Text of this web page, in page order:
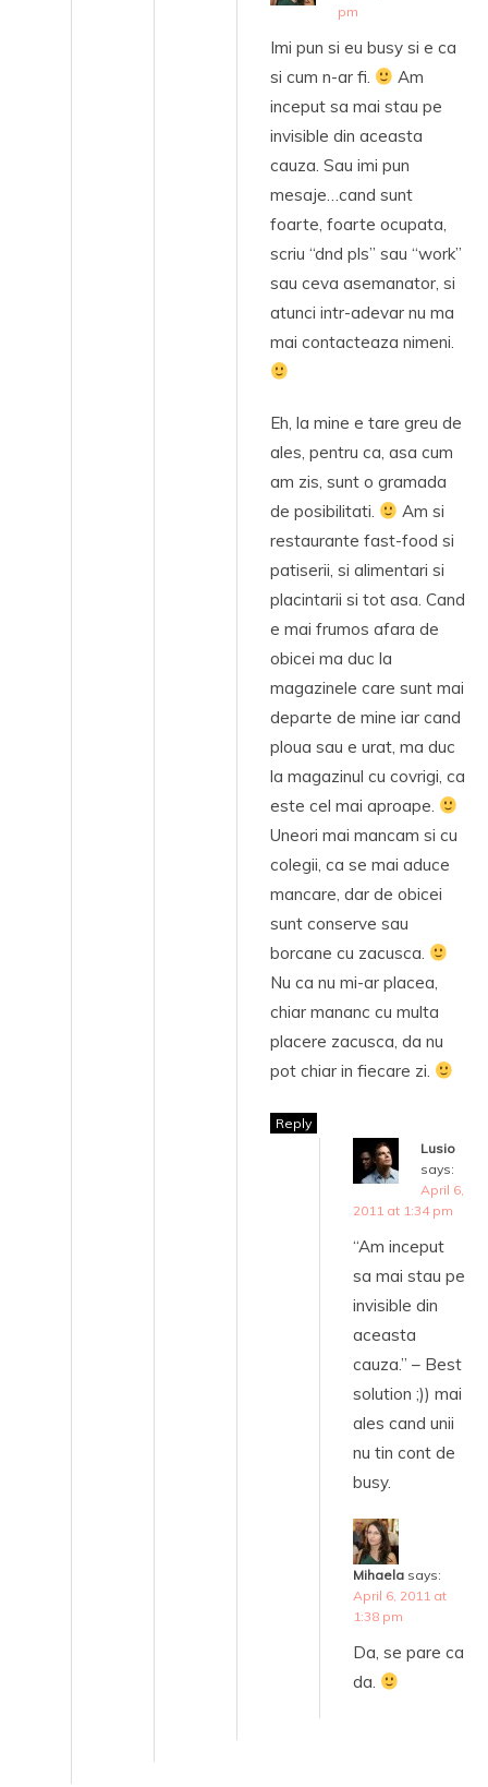
pm
Imi pun si eu busy si e ca
si cum n-ar fi.
Am
inceput sa mai stau pe
invisible din aceasta
cauza. Sau imi pun
mesaje…cand sunt
foarte, foarte ocupata,
scriu “dnd pls” sau “work”
sau ceva asemanator, si
atunci intr-adevar nu ma
mai contacteaza nimeni.
Eh, la mine e tare greu de
ales, pentru ca, asa cum
am zis, sunt o gramada
de posibilitati.
Am si
restaurante fast-food si
patiserii, si alimentari si
placintarii si tot asa. Cand
e mai frumos afara de
obicei ma duc la
magazinele care sunt mai
departe de mine iar cand
ploua sau e urat, ma duc
la magazinul cu covrigi, ca
este cel mai aproape.
Uneori mai mancam si cu
colegii, ca se mai aduce
mancare, dar de obicei
sunt conserve sau
borcane cu zacusca.
Nu ca nu mi-ar placea,
chiar mananc cu multa
placere zacusca, da nu
pot chiar in fiecare zi.
Reply
Lusio
says:
April 6,
2011 at 1:34 pm
“Am inceput
sa mai stau pe
invisible din
aceasta
cauza.” – Best
solution ;)) mai
ales cand unii
nu tin cont de
busy.
Mihaela says:
April 6, 2011 at
1:38 pm
Da, se pare ca
da.